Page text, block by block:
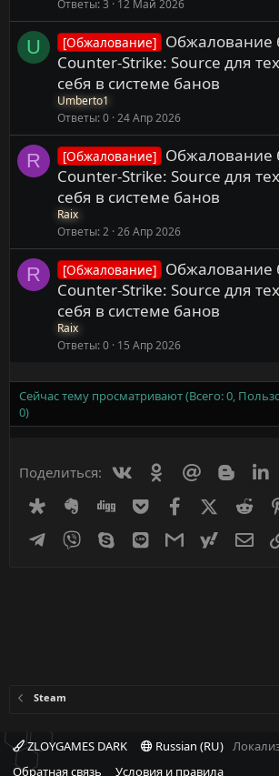
Ответы 3 12 Май 2026
U [Обжалование] Обжалование
Counter-Strike: Source для
себя в системе банов
Umberto1
Ответы 0 24 Апр 2026
R [Обжалование] Обжалование
Counter-Strike: Source для
себя в системе банов
Raix
Ответы 2 26 Апр 2026
R [Обжалование] Обжалование
Counter-Strike: Source для
себя в системе банов
Raix
Ответы 0 15 Апр 2026
Сейчас тему просматривают (Всего: 0,
0)
Поделиться: ВконтактеОдноклассники
Mail.ru
DiasporaEvernoteDigg GetpocketFacebook
X
Telegram
Viber Skype Line Gmail
Steam
ZLOYGAMES DARK Russian (RU)
Обратная связь
Условия и правила